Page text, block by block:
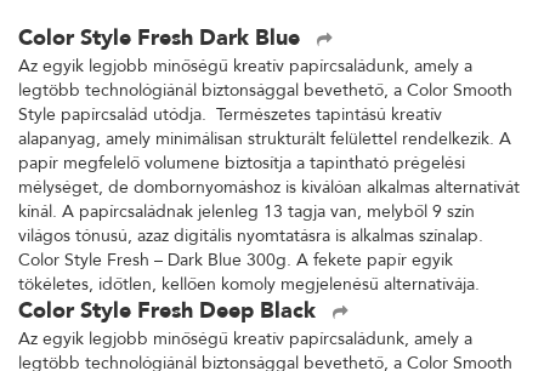
Color Style Fresh Dark Blue
Az egyik legjobb minőségű kreatív papírcsaládunk, amely a
legtöbb technológiánál biztonsággal bevethető, a Color Smooth
Style papírcsalád utódja. Természetes tapintású kreatív
alapanyag, amely minimálisan strukturált felülettel rendelkezik. A
papír megfelelő volumene biztosítja a tapintható prégelési
mélységet, de dombornyomáshoz is kiválóan alkalmas alternatívát
kínál. A papírcsaládnak jelenleg 13 tagja van, melyből 9 szín
világos tónusú, azaz digitális nyomtatásra is alkalmas színalap.
Color Style Fresh – Dark Blue 300g. A fekete papír egyik
tökéletes, időtlen, kellően komoly megjelenésű alternatívája.
Color Style Fresh Deep Black
Az egyik legjobb minőségű kreatív papírcsaládunk, amely a
legtöbb technológiánál biztonsággal bevethető, a Color Smooth